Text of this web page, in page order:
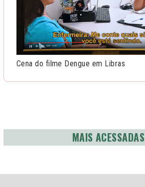
Cena do filme Dengue em Libras
MAIS ACESSADAS